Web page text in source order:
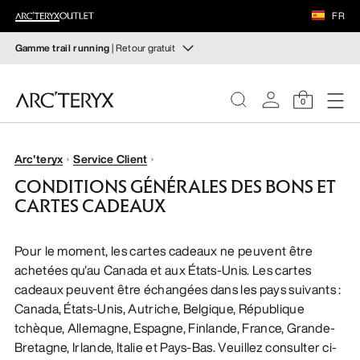
FR
Gamme trail running| Retour gratuit
Composez votre tenue de trail running
Vous avez changé d’avis ? Retournez les articles
admissibles dans un délai de 30 jours.
0
FEMME
HOMME
CHAUSSURES
ÉQUIPEMENT
VEILANCE
ÉQUIPEMENT
VEILANCE
Arc'teryx Service Client
CONDITIONS GÉNÉRALES DES BONS ET
CARTES CADEAUX
Pour le moment, les cartes cadeaux ne peuvent être
achetées qu'au Canada et aux États-Unis. Les cartes
cadeaux peuvent être échangées dans les pays suivants :
Canada, États-Unis, Autriche, Belgique, République
tchèque, Allemagne, Espagne, Finlande, France, Grande-
Bretagne, Irlande, Italie et Pays-Bas. Veuillez consulter ci-